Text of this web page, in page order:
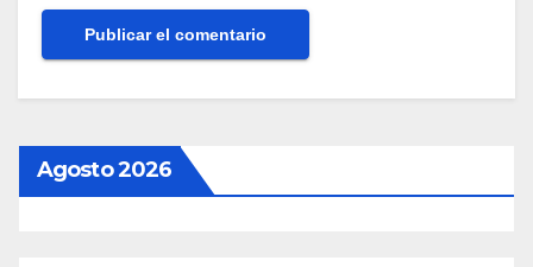
Agosto 2026